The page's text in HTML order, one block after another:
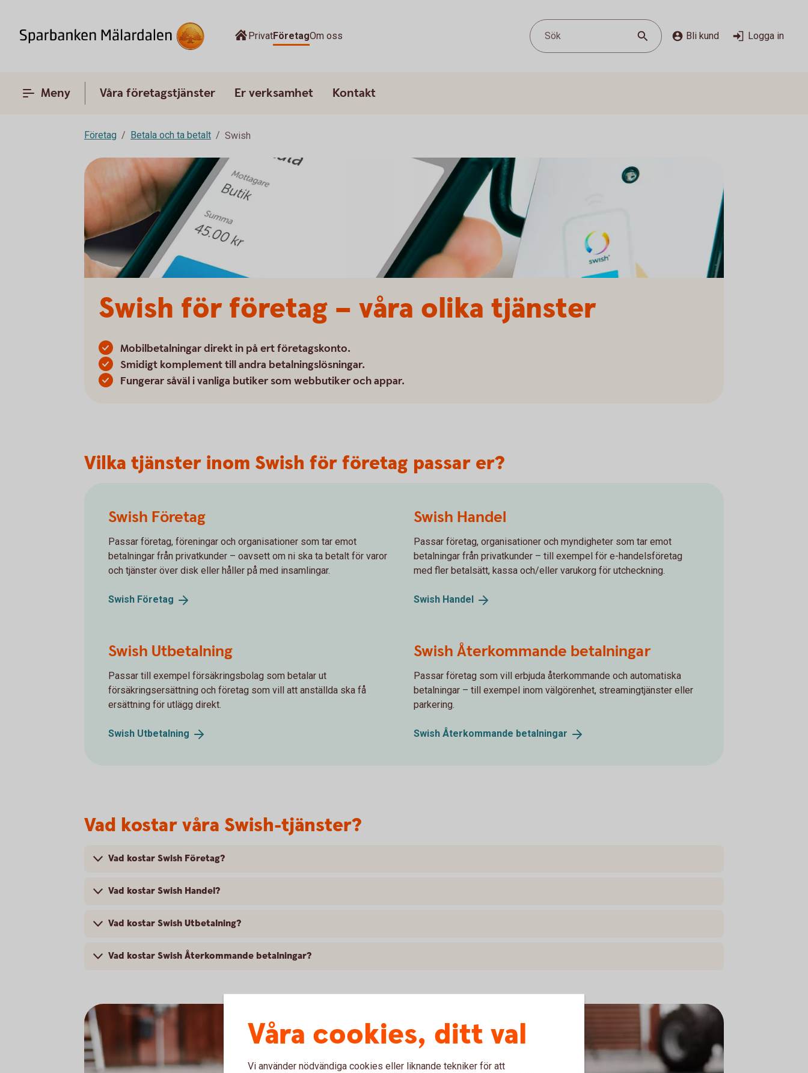
PrivatFöretagOm oss Sök Bli kund Logga in
Meny Våra företagstjänster Er verksamhet Kontakt
Företag Betala och ta betalt Swish
Swish för företag – våra olika tjänster
Mobilbetalningar direkt in på ert företagskonto.
Smidigt komplement till andra betalningslösningar.
Fungerar såväl i vanliga butiker som webbutiker och appar.
Vilka tjänster inom Swish för företag passar er?
Swish Företag
Passar företag, föreningar och organisationer som tar emot
betalningar från privatkunder – oavsett om ni ska ta betalt för varor
och tjänster över disk eller håller på med insamlingar.
Swish Företag
Swish Handel
Passar företag, organisationer och myndigheter som tar emot
betalningar från privatkunder – till exempel för e-handelsföretag
med fler betalsätt, kassa och/eller varukorg för utcheckning.
Swish Handel
Swish Utbetalning
Passar till exempel försäkringsbolag som betalar ut
försäkringsersättning och företag som vill att anställda ska få
ersättning för utlägg direkt.
Swish Utbetalning
Swish Återkommande betalningar
Passar företag som vill erbjuda återkommande och automatiska
betalningar – till exempel inom välgörenhet, streamingtjänster eller
parkering.
Swish Återkommande betalningar
Vad kostar våra Swish-tjänster?
Vad kostar Swish Företag?
Vad kostar Swish Handel?
Vad kostar Swish Utbetalning?
Vad kostar Swish Återkommande betalningar?
Våra cookies, ditt val
Vi använder nödvändiga cookies eller liknande tekniker för att